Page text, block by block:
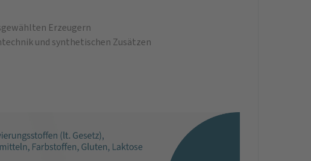
Erzeugern
und synthetischen Zusätzen